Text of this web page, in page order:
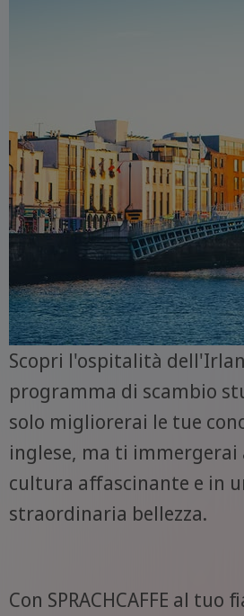
Scopri l'ospitalità
programma di scambio
solo migliorerai le tue
inglese, ma ti immergerai
cultura affascinante e in
straordinaria bellezza.
Con SPRACHCAFFE al tuo